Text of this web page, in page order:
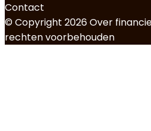
Contact
© Copyright 2026 Over
rechten voorbehouden